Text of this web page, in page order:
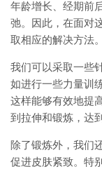
年龄增长、经期前
弛。因此，在面对
取相应的解决方法。
我们可以采取一些
如进行一些力量训
这样能够有效地提
到拉伸和锻炼，达
除了锻炼外，我们
促进皮肤紧致。特